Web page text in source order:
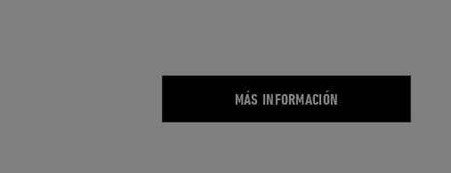
MÁS INFORMACIÓN